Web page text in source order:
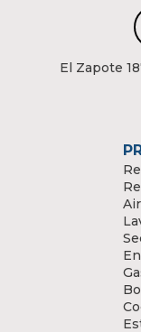
El Zapote